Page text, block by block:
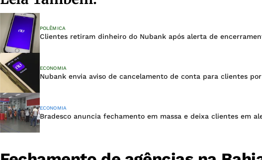
POLÊMICA
Clientes retiram dinheiro do Nubank após alerta de
ECONOMIA
Nubank envia aviso de cancelamento de conta para clientes
ECONOMIA
Bradesco anuncia fechamento em massa e deixa clientes em